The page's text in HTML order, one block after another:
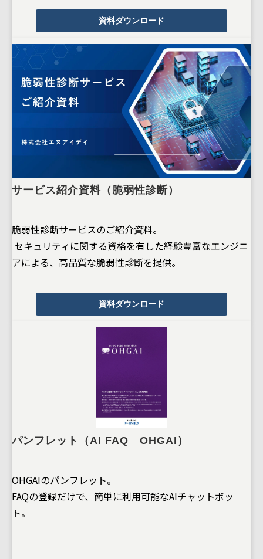
資料ダウンロード
サービス紹介資料（脆弱性診断）
脆弱性診断サービスのご紹介資料。
セキュリティに関する資格を有した経験豊富なエンジニ
アによる、高品質な脆弱性診断を提供。
資料ダウンロード
パンフレット（AI FAQ OHGAI）
OHGAIのパンフレット。
FAQの登録だけで、簡単に利用可能なAIチャットボッ
ト。